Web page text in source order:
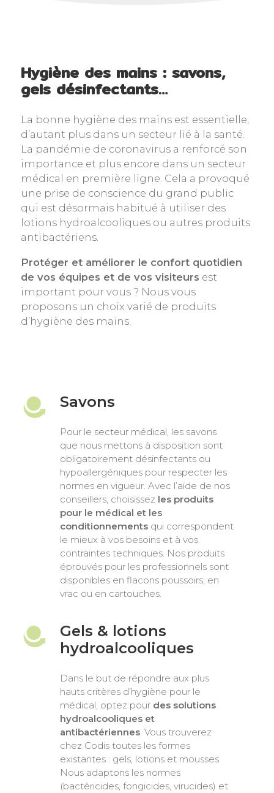
Hygiène des mains : savons,
gels désinfectants…
La bonne hygiène des mains est essentielle,
d’autant plus dans un secteur lié à la santé.
La pandémie de coronavirus a renforcé son
importance et plus encore dans un secteur
médical en première ligne. Cela a provoqué
une prise de conscience du grand public
qui est désormais habitué à utiliser des
lotions hydroalcooliques ou autres produits
antibactériens.
Protéger et améliorer le confort quotidien
de vos équipes et de vos visiteurs est
important pour vous ? Nous vous
proposons un choix varié de produits
d’hygiène des mains.
Savons
Pour le secteur médical, les savons
que nous mettons à disposition sont
obligatoirement désinfectants ou
hypoallergéniques pour respecter les
normes en vigueur. Avec l’aide de nos
conseillers, choisissez les produits
pour le médical et les
conditionnementsqui correspondent
le mieux à vos besoins et à vos
contraintes techniques. Nos produits
éprouvés pour les professionnels sont
disponibles en flacons poussoirs, en
vrac ou en cartouches.
Gels & lotions
hydroalcooliques
Dans le but de répondre aux plus
hauts critères d’hygiène pour le
médical, optez pour des solutions
hydroalcooliques et
antibactériennes. Vous trouverez
chez Codis toutes les formes
existantes : gels, lotions et mousses.
Nous adaptons les normes
(bactéricides, fongicides, virucides) et